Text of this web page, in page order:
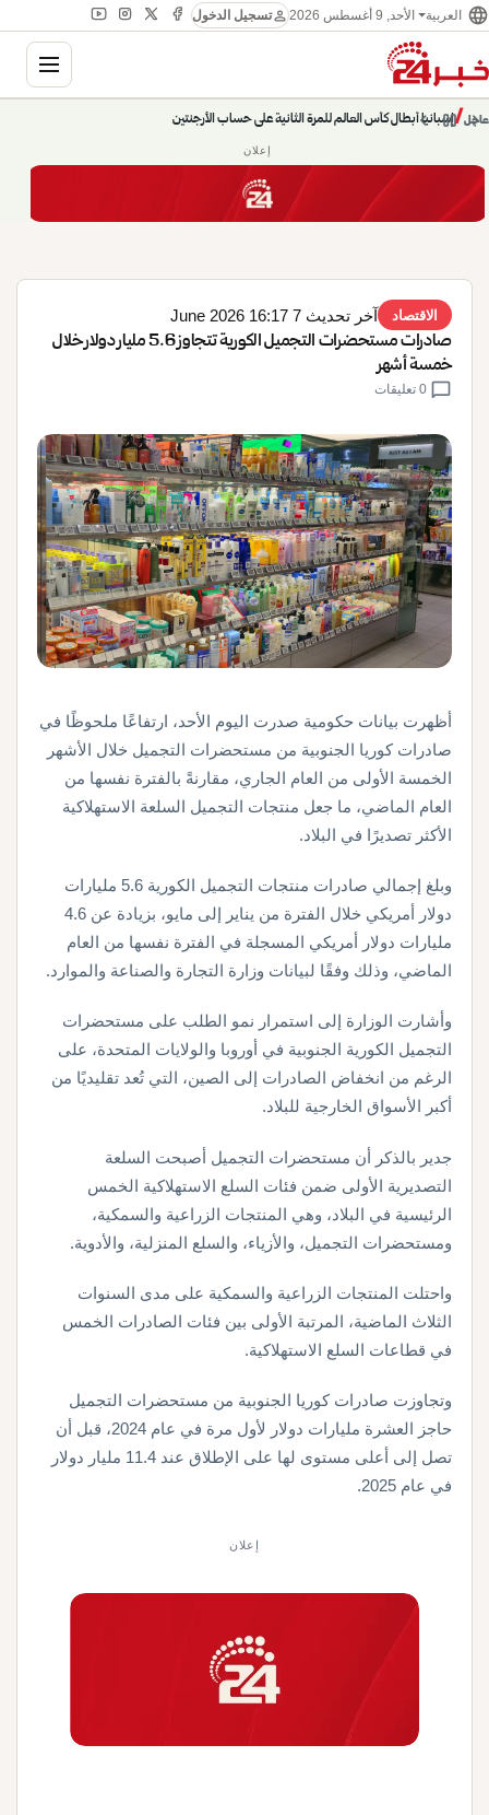
language العربية الأحد, 9 أغسطس 2026 personتسجيل الدخول
عاجل/إسبانيا أبطال كأس العالم للمرة الثانية على حساب الأرجنتين chevron_right
pause
chevron_left
إعلان
الاقتصاد آخر تحديث 7 June 2026 16:17
صادرات مستحضرات التجميل الكورية تتجاوز 5.6 مليار دولار خلال
خمسة أشهر
chat_bubble
أظهرت بيانات حكومية صدرت اليوم الأحد، ارتفاعًا ملحوظًا في
صادرات كوريا الجنوبية من مستحضرات التجميل خلال الأشهر
الخمسة الأولى من العام الجاري، مقارنةً بالفترة نفسها من
العام الماضي، ما جعل منتجات التجميل السلعة الاستهلاكية
الأكثر تصديرًا في البلاد.
وبلغ إجمالي صادرات منتجات التجميل الكورية 5.6 مليارات
دولار أمريكي خلال الفترة من يناير إلى مايو، بزيادة عن 4.6
مليارات دولار أمريكي المسجلة في الفترة نفسها من العام
الماضي، وذلك وفقًا لبيانات وزارة التجارة والصناعة والموارد.
وأشارت الوزارة إلى استمرار نمو الطلب على مستحضرات
التجميل الكورية الجنوبية في أوروبا والولايات المتحدة، على
الرغم من انخفاض الصادرات إلى الصين، التي تُعد تقليديًا من
أكبر الأسواق الخارجية للبلاد.
جدير بالذكر أن مستحضرات التجميل أصبحت السلعة
التصديرية الأولى ضمن فئات السلع الاستهلاكية الخمس
الرئيسية في البلاد، وهي المنتجات الزراعية والسمكية،
ومستحضرات التجميل، والأزياء، والسلع المنزلية، والأدوية.
واحتلت المنتجات الزراعية والسمكية على مدى السنوات
الثلاث الماضية، المرتبة الأولى بين فئات الصادرات الخمس
في قطاعات السلع الاستهلاكية.
وتجاوزت صادرات كوريا الجنوبية من مستحضرات التجميل
حاجز العشرة مليارات دولار لأول مرة في عام 2024، قبل أن
تصل إلى أعلى مستوى لها على الإطلاق عند 11.4 مليار دولار
في عام 2025.
إعلان